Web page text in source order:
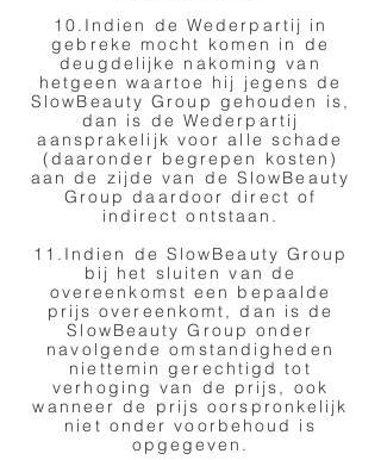
10.Indien de Wederpartij in
gebreke mocht komen in de
deugdelijke nakoming van
hetgeen waartoe hij jegens de
SlowBeauty Group gehouden is,
dan is de Wederpartij
aansprakelijk voor alle schade
(daaronder begrepen kosten)
aan de zijde van de SlowBeauty
Group daardoor direct of
indirect ontstaan.
11.Indien de SlowBeauty Group
bij het sluiten van de
overeenkomst een bepaalde
prijs overeenkomt, dan is de
SlowBeauty Group onder
navolgende omstandigheden
niettemin gerechtigd tot
verhoging van de prijs, ook
wanneer de prijs oorspronkelijk
niet onder voorbehoud is
opgegeven.